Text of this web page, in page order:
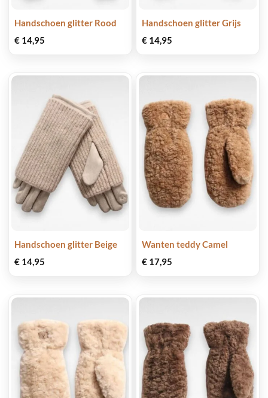
Handschoen glitter Rood
€ 14,95
Handschoen glitter Grijs
€ 14,95
Handschoen glitter Beige
€ 14,95
Wanten teddy Camel
€ 17,95